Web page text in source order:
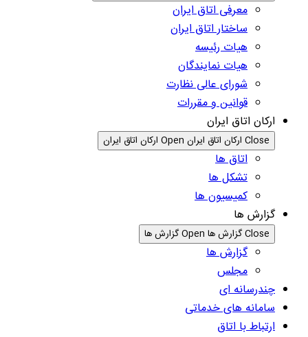
معرفی اتاق ایران
ساختار اتاق ایران
هیات رئیسه
هیات نمایندگان
شورای عالی نظارت
قوانین و مقررات
ارکان اتاق ایران
Close ارکان اتاق ایران Open ارکان اتاق ایران
اتاق ها
تشکل ها
کمیسیون ها
گزارش ها
Close گزارش ها Open گزارش ها
گزارش ها
مجلس
چندرسانه ای
سامانه های خدماتی
ارتباط با اتاق